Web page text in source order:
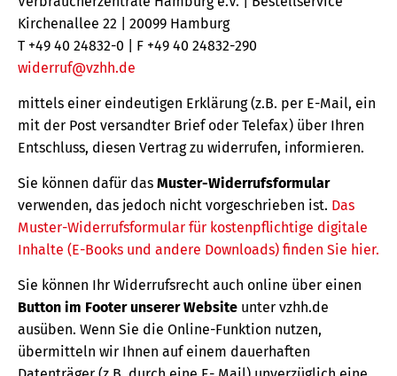
Kirchenallee 22 | 20099 Hamburg
T +49 40 24832-0 | F +49 40 24832-290
widerruf@vzhh.de
mittels einer eindeutigen Erklärung (z.B. per E-Mail, ein
mit der Post versandter Brief oder Telefax) über Ihren
Entschluss, diesen Vertrag zu widerrufen, informieren.
Sie können dafür das Muster-Widerrufsformular
verwenden, das jedoch nicht vorgeschrieben ist. Das
Muster-Widerrufsformular für kostenpflichtige digitale
Inhalte (E-Books und andere Downloads) finden Sie hier.
Sie können Ihr Widerrufsrecht auch online über einen
Button im Footer unserer Website unter vzhh.de
ausüben. Wenn Sie die Online-Funktion nutzen,
übermitteln wir Ihnen auf einem dauerhaften